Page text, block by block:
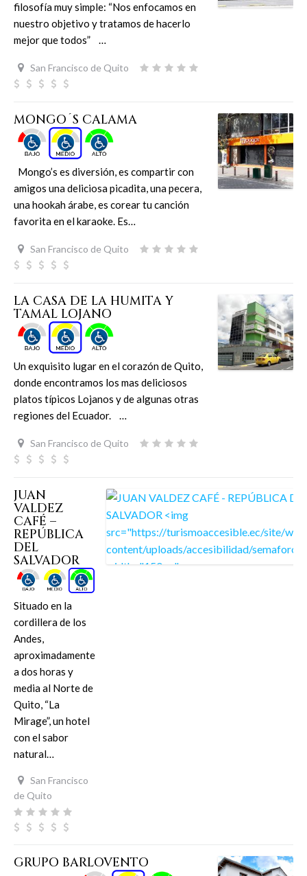
filosofía muy simple: “Nos enfocamos en
nuestro objetivo y tratamos de hacerlo
mejor que todos” …
San Francisco de Quito
MONGO´S CALAMA
Mongo’s es diversión, es compartir con
amigos una deliciosa picadita, una pecera,
una hookah árabe, es corear tu canción
favorita en el karaoke. Es…
San Francisco de Quito
LA CASA DE LA HUMITA Y
TAMAL LOJANO
Un exquisito lugar en el corazón de Quito,
donde encontramos los mas deliciosos
platos típicos Lojanos y de algunas otras
regiones del Ecuador. …
San Francisco de Quito
JUAN
VALDEZ
CAFÉ –
REPÚBLICA
DEL
SALVADOR
Situado en la
cordillera de los
Andes,
aproximadamente
a dos horas y
media al Norte de
Quito, “La
Mirage”, un hotel
con el sabor
natural…
San Francisco
de Quito
GRUPO BARLOVENTO